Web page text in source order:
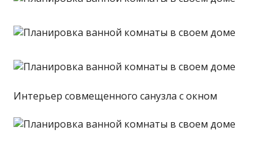
Интерьер совмещенного санузла с окном